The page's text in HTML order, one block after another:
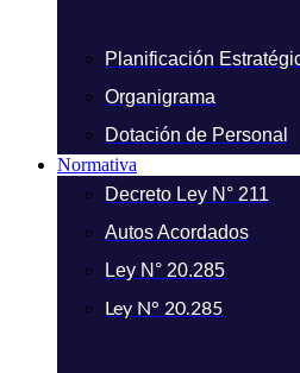
Planificación
Organigrama
Dotación de Personal
Normativa
Decreto Ley N° 211
Autos Acordados
Ley N° 20.285
Ley N° 20.285